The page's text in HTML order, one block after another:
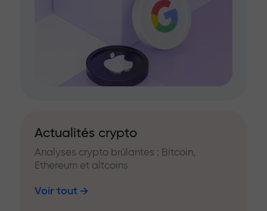
Actualités crypto
Analyses crypto brûlantes : Bitcoin,
Ethereum et altcoins
Voir tout